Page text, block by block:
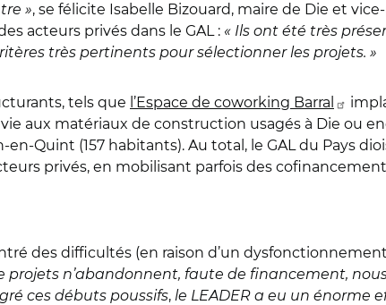
», se félicite Isabelle Bizouard, maire de Die et
acteurs privés dans le GAL : « Ils ont été très
très pertinents pour sélectionner les projets. »
tels que l’Espace de coworking Barral
aux matériaux de construction usagés à Die ou
Quint (157 habitants). Au total, le GAL du Pays
privés, en mobilisant parfois des
des difficultés (en raison d’un
projets n’abandonnent, faute de financement,
ces débuts poussifs, le LEADER a eu un énorme